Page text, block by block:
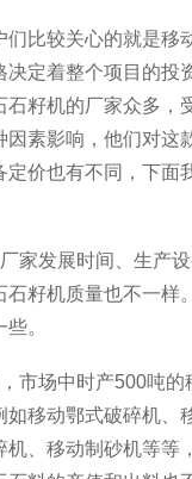
们比较关心的就是移
决定着整个项目的投
石籽机的厂家众多，
因素影响，他们对这
定价也有不同，下面
家发展时间、生产
石籽机质量也不一样
。
市场中时产500吨
如移动鄂式破碎机、
机、移动制砂机等等